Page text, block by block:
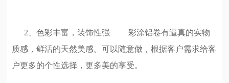
2、色彩丰富，装饰性强 彩涂铝卷有逼真的实物
质感，鲜活的天然美感。可以随意做，根据客户需求给客
户更多的个性选择，更多美的享受。